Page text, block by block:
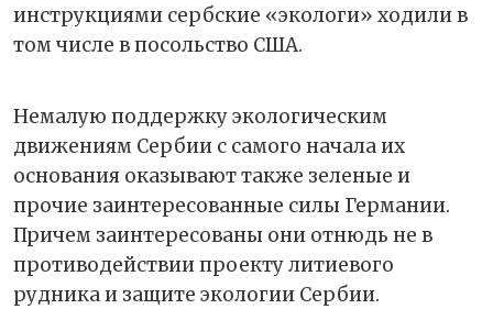
инструкциями сербские «экологи» ходили в
том числе в посольство США.
Немалую поддержку экологическим
движениям Сербии с самого начала их
основания оказывают также зеленые и
прочие заинтересованные силы Германии.
Причем заинтересованы они отнюдь не в
противодействии проекту литиевого
рудника и защите экологии Сербии.